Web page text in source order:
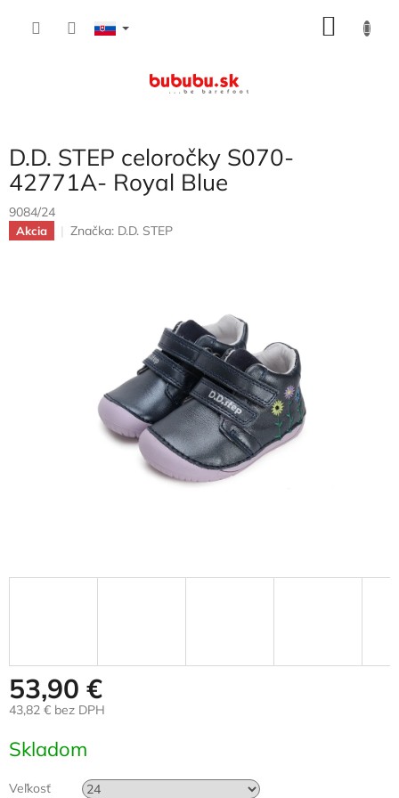
D.D. STEP celoročky S070-
42771A- Royal Blue
9084/24
Akcia Značka: D.D. STEP
53,90 €
43,82 € bez DPH
cena:
Skladom
Veľkosť